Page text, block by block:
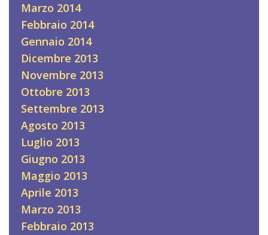
Marzo 2014
Febbraio 2014
Gennaio 2014
Dicembre 2013
Novembre 2013
Ottobre 2013
Settembre 2013
Agosto 2013
Luglio 2013
Giugno 2013
Maggio 2013
Aprile 2013
Marzo 2013
Febbraio 2013